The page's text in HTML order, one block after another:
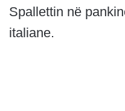
Spallettin në
italiane.